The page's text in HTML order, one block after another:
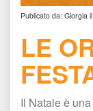
Publicato da: Giorgia
LE
Il Natale è